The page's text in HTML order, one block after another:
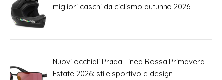
migliori caschi da ciclismo autunno 2026
Nuovi occhiali Prada Linea Rossa Primavera
Estate 2026: stile sportivo e design